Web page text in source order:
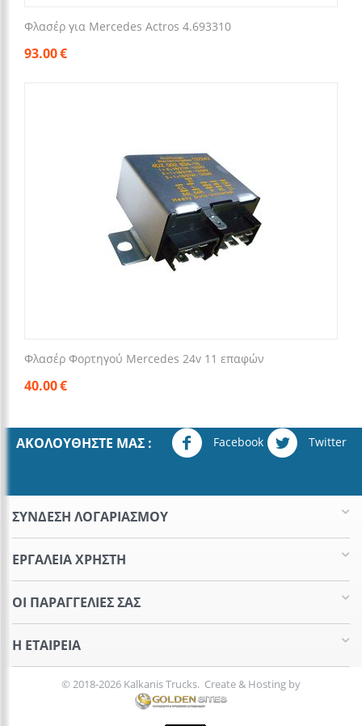
Φλασέρ για Mercedes Actros 4.693310
93.00€
Φλασέρ Φορτηγού Mercedes 24v 11 επαφών
40.00€
ΑΚΟΛΟΥΘΉΣΤΕ ΜΑΣ : Facebook Twitter
ΣΥΝΔΕΣΗ ΛΟΓΑΡΙΑΣΜΟΥ​
ΕΡΓΑΛΕΊΑ ΧΡΉΣΤΗ
ΟΙ ΠΑΡΑΓΓΕΛΊΕΣ​ ΣΑΣ
Η ΕΤΑΙΡΕΊΑ​
© 2018-2026 Kalkanis Trucks. Create & Hosting by